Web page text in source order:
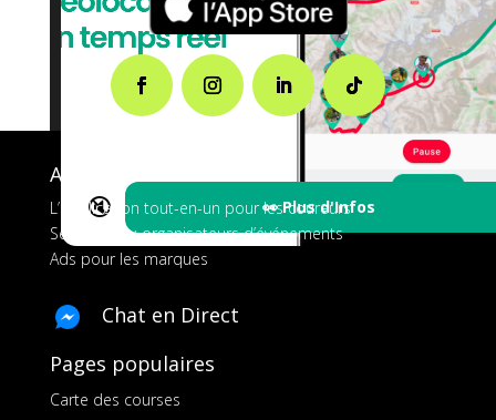
🔇 👀 Plus d'Infos
A propos de FMS
L’application tout-en-un pour les coureurs
Services aux organisateurs d’événements
Ads pour les marques
Chat en Direct
Pages populaires
Carte des courses